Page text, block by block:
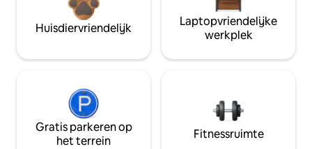
Huisdiervriendelijk
Laptopvriendelijke
werkplek
Gratis parkeren op
het terrein
Fitnessruimte